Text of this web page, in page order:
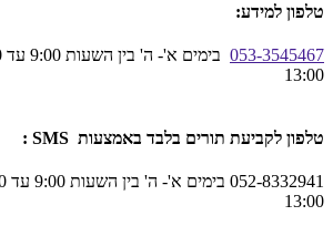
טלפון למידע:
053-3545467
13:00
טלפון לקביעת תורים בלבד באמצעות SMS :
13:00